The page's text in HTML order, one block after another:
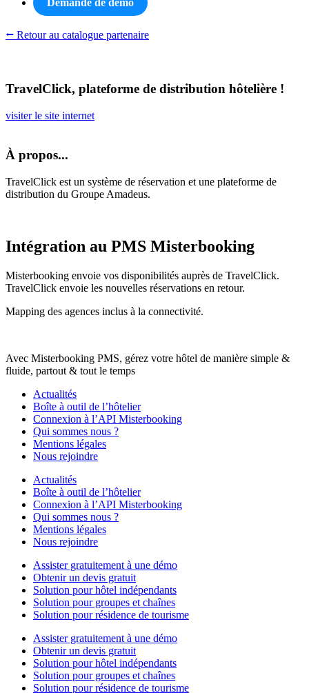
⭠ Retour au catalogue partenaire
TravelClick, plateforme de distribution hôtelière !
visiter le site internet
À propos...
TravelClick est un système de réservation et une plateforme de
distribution du Groupe Amadeus.
Intégration au PMS Misterbooking
Misterbooking envoie vos disponibilités auprès de TravelClick.
TravelClick envoie les nouvelles réservations en retour.
Mapping des agences inclus à la connectivité.
Avec Misterbooking PMS, gérez votre hôtel de manière simple &
fluide, partout & tout le temps
Actualités
Boîte à outil de l’hôtelier
Connexion à l’API Misterbooking
Qui sommes nous ?
Mentions légales
Nous rejoindre
Actualités
Boîte à outil de l’hôtelier
Connexion à l’API Misterbooking
Qui sommes nous ?
Mentions légales
Nous rejoindre
Assister gratuitement à une démo
Obtenir un devis gratuit
Solution pour hôtel indépendants
Solution pour groupes et chaînes
Solution pour résidence de tourisme
Assister gratuitement à une démo
Obtenir un devis gratuit
Solution pour hôtel indépendants
Solution pour groupes et chaînes
Solution pour résidence de tourisme